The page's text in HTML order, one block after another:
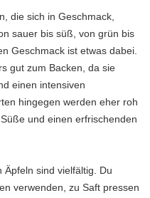
die sich in Geschmack,
sauer bis süß, von grün bis
Geschmack ist etwas dabei.
gut zum Backen, da sie
einen intensiven
hingegen werden eher roh
und einen erfrischenden
Äpfeln sind vielfältig. Du
verwenden, zu Saft pressen